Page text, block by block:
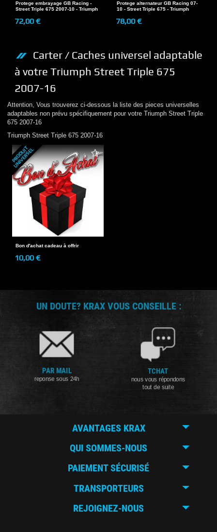
Protege embrayage GB Racing -
Street Triple 675 2007-10 - Triumph
72,00 €
Protege alternateur GB Racing 07-
10 - Street Triple 675 - Triumph
78,00 €
Carter / Caches universel adaptable
à votre Triumph Street Triple 675
2007-16
Attention, Vous trouverez ci-dessous la liste des pieces universelles
adaptables non prévu spécifiquement pour votre Triumph Street Triple
675 2007-16
Triumph Street Triple 675 2007-16
P
R
O
D
U
I
T
U
N
I
V
E
R
S
E
L
Bon d'achat cadeau à offrir
10,00 €
UN DOUTE? KRAX VOUS CONSEILLE :
PAR MAIL
reponse sous 24h
TCHAT
nous vous répondons
tout de suite
AVANTAGES KRAX
QUI SOMMES-NOUS
PAIEMENT SÉCURISÉ
TRANSPORTEURS
REJOIGNEZ-NOUS